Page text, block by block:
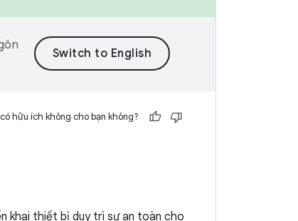
hữu ích không cho bạn không?
khai thiết bị duy trì sự an toàn cho